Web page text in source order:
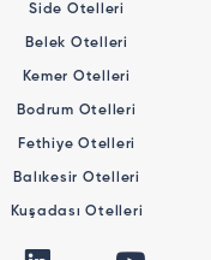
Side Otelleri
Belek Otelleri
Kemer Otelleri
Bodrum Otelleri
Fethiye Otelleri
Balıkesir Otelleri
Kuşadası Otelleri